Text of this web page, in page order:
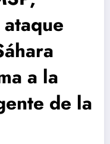
a la
de la